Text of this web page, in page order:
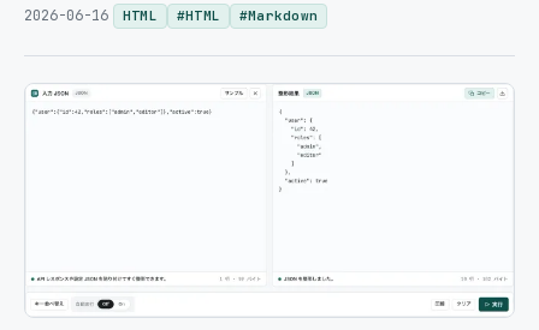
2026-06-16
HTML #HTML #Markdown